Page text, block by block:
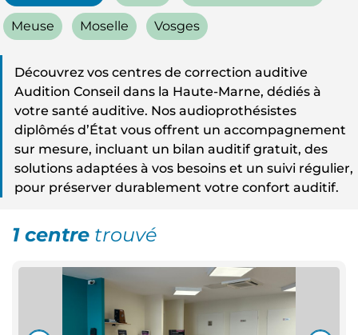
Meuse Moselle Vosges
Découvrez vos centres de correction auditive
Audition Conseil dans la Haute-Marne, dédiés à
votre santé auditive. Nos audioprothésistes
diplômés d’État vous offrent un accompagnement
sur mesure, incluant un bilan auditif gratuit, des
solutions adaptées à vos besoins et un suivi régulier,
pour préserver durablement votre confort auditif.
1 centre trouvé